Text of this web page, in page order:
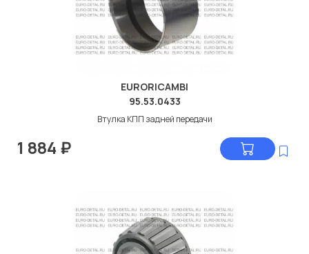
EURORICAMBI
95.53.0433
Втулка КПП задней передачи
1 884 ₽